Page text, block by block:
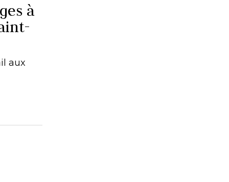
à
aux